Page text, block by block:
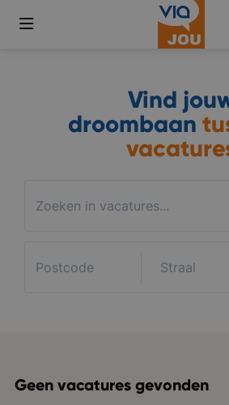
Vind
droombaan
Geen vacatures gevonden